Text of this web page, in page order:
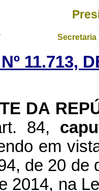
11.713,
DA
84,
em
de 20 de
2014, na